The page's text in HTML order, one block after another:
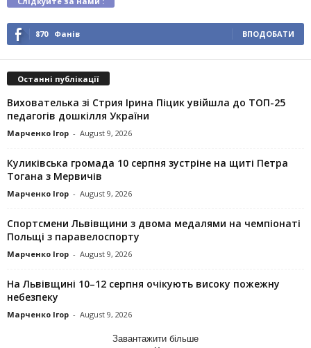
870 Фанів ВПОДОБАТИ
Останні публікації
Вихователька зі Стрия Ірина Піцик увійшла до ТОП-25
педагогів дошкілля України
Марченко Ігор - August 9, 2026
Куликівська громада 10 серпня зустріне на щиті Петра
Тогана з Мервичів
Марченко Ігор - August 9, 2026
Спортсмени Львівщини з двома медалями на чемпіонаті
Польщі з паравелоспорту
Марченко Ігор - August 9, 2026
На Львівщині 10–12 серпня очікують високу пожежну
небезпеку
Марченко Ігор - August 9, 2026
Завантажити більше